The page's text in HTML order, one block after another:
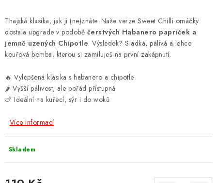
Velkoobchodní spolupráce
Obchodní podmínky
Kde nás koupíte
Thajská klasika, jak ji (ne)znáte. Naše verze Sweet Chilli omáčky
dostala upgrade v podobě čerstvých Habanero papriček a
jemně uzených Chipotle. Výsledek? Sladká, pálivá a lehce
kouřová bomba, kterou si zamiluješ na první zakápnutí.
🔥 Vylepšená klasika s habanero a chipotle
🌶️ Vyšší pálivost, ale pořád přístupná
🍗 Ideální na kuřecí, sýr i do woků
Více informací
Skladem